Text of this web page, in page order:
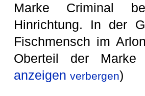
Marke Criminal
Hinrichtung. In der
Fischmensch im
Oberteil der
anzeigen verbergen)